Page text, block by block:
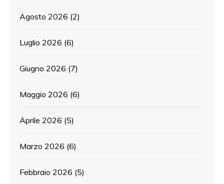
Agosto 2026 (2)
Luglio 2026 (6)
Giugno 2026 (7)
Maggio 2026 (6)
Aprile 2026 (5)
Marzo 2026 (6)
Febbraio 2026 (5)